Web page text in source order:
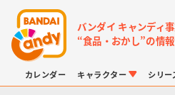
バンダイ キャンディ
“食品・おかし”の情
カレンダー キャラクター シリー